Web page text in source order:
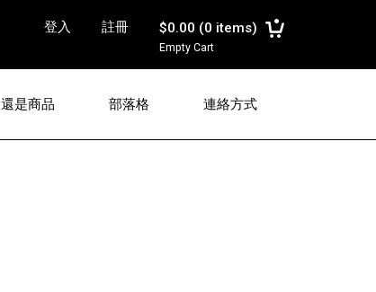
登入 註冊 $0.00 (0 items)
Empty Cart
還是商品 部落格 連絡方式